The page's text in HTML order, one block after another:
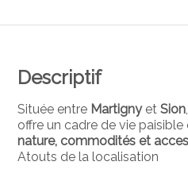
Descriptif
Située entre MartignyetSion
offre un cadre de vie
nature, commodités et
Atouts de la localisation